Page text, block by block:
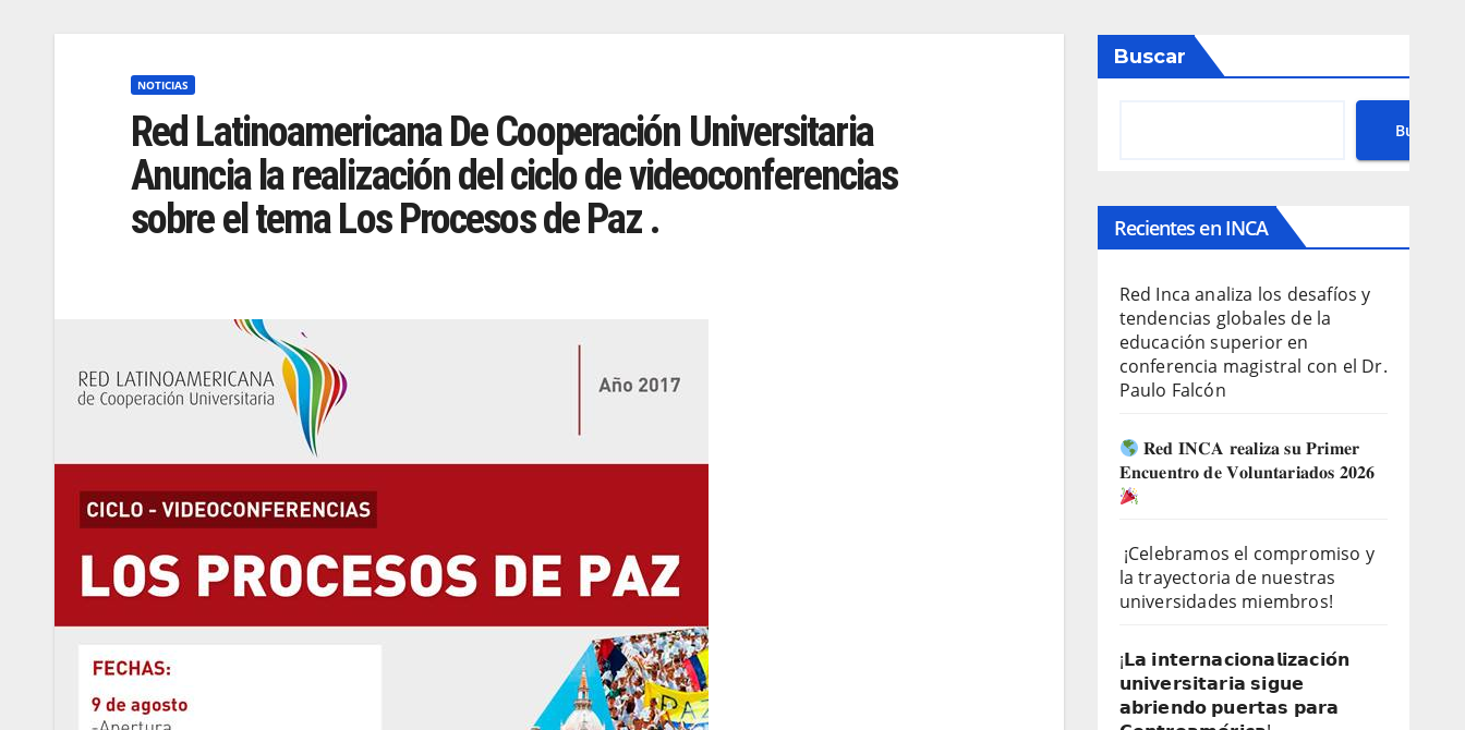
NOTICIAS
Red Latinoamericana De Cooperación Universitaria
Anuncia la realización del ciclo de videoconferencias
sobre el tema Los Procesos de Paz .
Buscar
Buscar
Recientes en INCA
Red Inca analiza los desafíos y
tendencias globales de la
educación superior en
conferencia magistral con el Dr.
Paulo Falcón
𝐑𝐞𝐝 𝐈𝐍𝐂𝐀 𝐫𝐞𝐚𝐥𝐢𝐳𝐚 𝐬𝐮 𝐏𝐫𝐢𝐦𝐞𝐫
𝐄𝐧𝐜𝐮𝐞𝐧𝐭𝐫𝐨 𝐝𝐞 𝐕𝐨𝐥𝐮𝐧𝐭𝐚𝐫𝐢𝐚𝐝𝐨𝐬 𝟐𝟎𝟐𝟔
¡Celebramos el compromiso y
la trayectoria de nuestras
universidades miembros!
¡𝗟𝗮 𝗶𝗻𝘁𝗲𝗿𝗻𝗮𝗰𝗶𝗼𝗻𝗮𝗹𝗶𝘇𝗮𝗰𝗶𝗼́𝗻
𝘂𝗻𝗶𝘃𝗲𝗿𝘀𝗶𝘁𝗮𝗿𝗶𝗮 𝘀𝗶𝗴𝘂𝗲
𝗮𝗯𝗿𝗶𝗲𝗻𝗱𝗼 𝗽𝘂𝗲𝗿𝘁𝗮𝘀 𝗽𝗮𝗿𝗮